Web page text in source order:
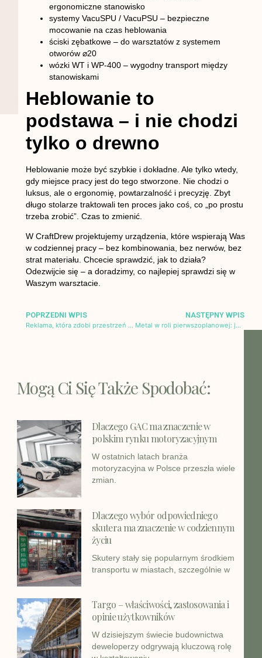
ergonomiczne stanowisko
systemy VacuSPU / VacuPSU – bezpieczne
mocowanie na czas heblowania
ściski zębatkowe– do warsztatów z systemem
otworów ⌀20
wózki WT i WP‑400– wygodny transport między
stanowiskami
Heblowanie to
podstawa – i nie chodzi
tylko o drewno
Heblowanie może być szybkie i dokładne. Ale tylko wtedy,
gdy miejsce pracy jest do tego stworzone. Nie chodzi o
luksus, ale o ergonomię, powtarzalność i precyzję. Zbyt
długo stolarze traktowali ten proces jako coś, co „po prostu
trzeba zrobić”. Czas to zmienić.
W CraftDrew projektujemy urządzenia, które wspierają Was
w codziennej pracy – bez kombinowania, bez nerwów, bez
strat materiału. Chcecie sprawdzić, jak to działa?
Odezwijcie się – a doradzimy, co najlepiej sprawdzi się w
Waszym warsztacie.
POPRZEDNI WPIS
Reklama, która zdobi przestrzeń – estetyka komunikatu wizualnego
NASTĘPNY WPIS
Metal w roli pierwszoplanowej: jak precyzyjna obróbka podnosi jakość designu wnętrz
Mogą Ci Się Także Spodobać:
Dlaczego GAC ma znaczenie w
polskim rynku motoryzacyjnym
W ostatnich latach branża
motoryzacyjna w Polsce przeszła wiele
zmian.
Dlaczego wybór odpowiedniego
skutera ma znaczenie w codziennym
życiu
Skutery stały się popularnym środkiem
transportu w miastach, szczególnie w
Targo – właściwości, zastosowania i
opinie użytkowników
W dzisiejszym świecie budownictwa
deweloperzy odgrywają kluczową rolę